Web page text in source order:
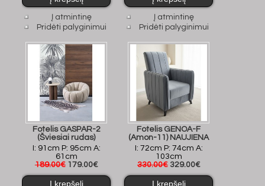
Į atmintinę
Pridėti palyginimui
Į atmintinę
Pridėti palyginimui
Fotelis GASPAR-2
(Šviesiai rudas)
I: 91cm P: 95cm A:
61cm
189.00€ 179.00€
Fotelis GENOA-F
(Amon-11) NAUJIENA
I: 72cm P: 74cm A:
103cm
330.00€ 329.00€